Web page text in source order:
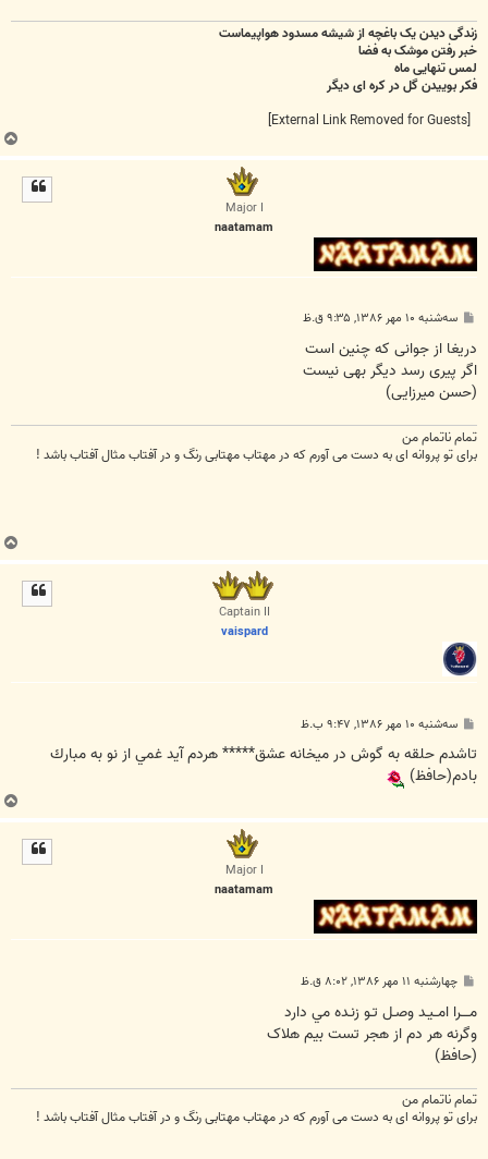
زندگی دیدن یک باغچه از شیشه مسدود هواپیماست
خبر رفتن موشک به فضا
لمس تنهایی ماه
فکر بوییدن گل در کره ای دیگر
ب
ا
Major I
naatamam
پ
ت
سه‌شنبه ۱۰ مهر ۱۳۸۶, ۹:۳۵ ق.ظ
دریغا از جوانی که چنین است
اگر پیری رسد دیگر بهی نیست
(حسن میرزایی)
تمام ناتمام من
برای تو پروانه ای به دست می آورم که در مهتاب مهتابی رنگ و در آفتاب مثال آفتاب باشد !
ب
ا
Captain II
vaispard
پ
ت
سه‌شنبه ۱۰ مهر ۱۳۸۶, ۹:۴۷ ب.ظ
تاشدم حلقه به گوش در ميخانه عشق***** هردم آيد غمي از نو به مبارك
بادم(حافظ)
ب
ا
Major I
naatamam
پ
ت
چهارشنبه ۱۱ مهر ۱۳۸۶, ۸:۰۲ ق.ظ
مــــرا امــيـد وصـل تـو زنـده مي دارد
وگرنه هر دم از هجر تست بيم هلاک
(حافظ)
تمام ناتمام من
برای تو پروانه ای به دست می آورم که در مهتاب مهتابی رنگ و در آفتاب مثال آفتاب باشد !